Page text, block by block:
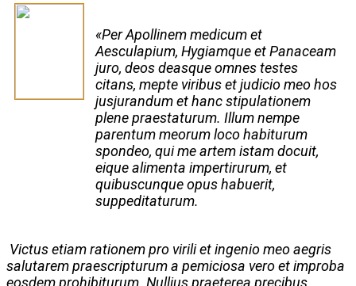
«Per Apollinem medicum et
Aesculapium, Hygiamque et Panaceam
juro, deos deasque omnes testes
citans, mepte viribus et judicio meo hos
jusjurandum et hanc stipulationem
plene praestaturum. Illum nempe
parentum meorum loco habiturum
spondeo, qui me artem istam docuit,
eique alimenta impertirurum, et
quibuscunque opus habuerit,
suppeditaturum.
Victus etiam rationem pro virili et ingenio meo aegris
salutarem praescripturum a pemiciosa vero et improba
eosdem prohibiturum. Nullius praeterea precibus